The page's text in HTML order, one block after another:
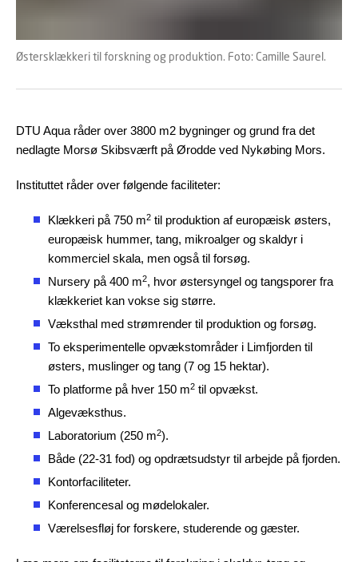
Østersklækkeri til forskning og produktion. Foto: Camille Saurel.
DTU Aqua råder over 3800 m2 bygninger og grund fra det
nedlagte Morsø Skibsværft på Ørodde ved Nykøbing Mors.
Instituttet råder over følgende faciliteter:
Klækkeri på 750 m2 til produktion af europæisk østers,
europæisk hummer, tang, mikroalger og skaldyr i
kommerciel skala, men også til forsøg.
Nursery på 400 m2, hvor østersyngel og tangsporer fra
klækkeriet kan vokse sig større.
Væksthal med strømrender til produktion og forsøg.
To eksperimentelle opvækstområder i Limfjorden til
østers, muslinger og tang (7 og 15 hektar).
To platforme på hver 150 m2 til opvækst.
Algevæksthus.
Laboratorium (250 m2).
Både (22-31 fod) og opdrætsudstyr til arbejde på fjorden.
Kontorfaciliteter.
Konferencesal og mødelokaler.
Værelsesfløj for forskere, studerende og gæster.